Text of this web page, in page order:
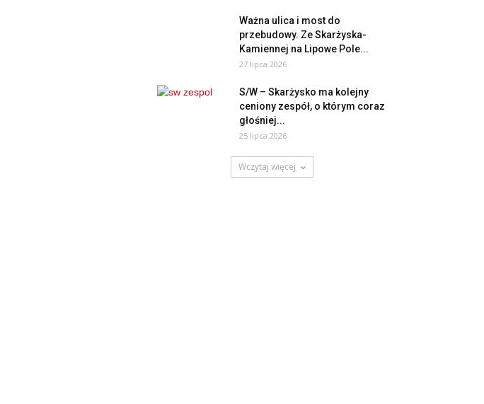
Ważna ulica i most do
przebudowy. Ze Skarżyska-
Kamiennej na Lipowe Pole...
27 lipca 2026
S/W – Skarżysko ma kolejny
ceniony zespół, o którym coraz
głośniej...
25 lipca 2026
Wczytaj więcej